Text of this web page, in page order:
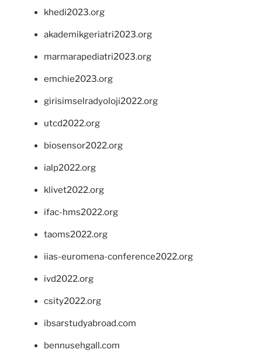
khedi2023.org
akademikgeriatri2023.org
marmarapediatri2023.org
emchie2023.org
girisimselradyoloji2022.org
utcd2022.org
biosensor2022.org
ialp2022.org
klivet2022.org
ifac-hms2022.org
taoms2022.org
iias-euromena-conference2022.org
ivd2022.org
csity2022.org
ibsarstudyabroad.com
bennusehgall.com